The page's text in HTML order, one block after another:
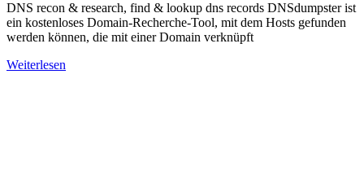
DNS recon & research, find & lookup dns records DNSdumpster ist
ein kostenloses Domain-Recherche-Tool, mit dem Hosts gefunden
werden können, die mit einer Domain verknüpft
Weiterlesen